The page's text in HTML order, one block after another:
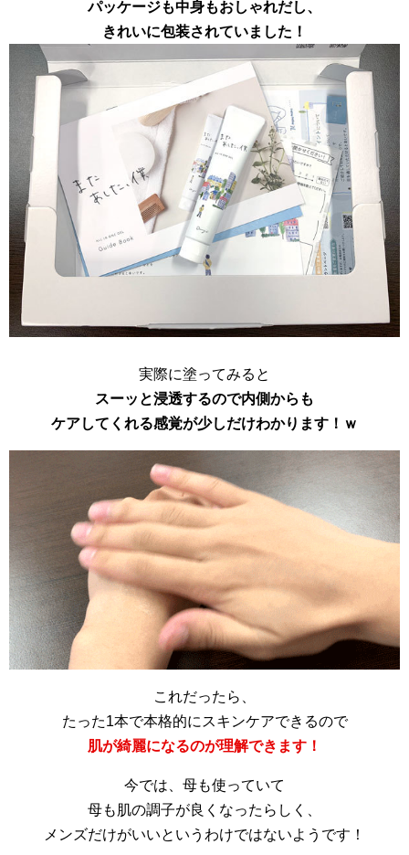
パッケージも中身もおしゃれだし、
きれいに包装されていました！
実際に塗ってみると
スーッと浸透するので内側からも
ケアしてくれる感覚が少しだけわかります！ｗ
これだったら、
たった1本で本格的にスキンケアできるので
肌が綺麗になるのが理解できます！
今では、母も使っていて
母も肌の調子が良くなったらしく、
メンズだけがいいというわけではないようです！